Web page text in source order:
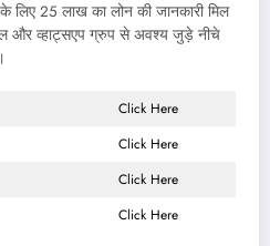
लिए 25 लाख का लोन की जानकारी मिल
और व्हाट्सएप ग्रुप से अवश्य जुड़े नीचे
Click Here
Click Here
Click Here
Click Here